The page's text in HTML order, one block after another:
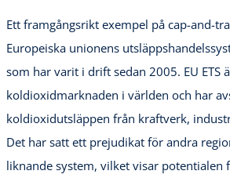
Ett framgångsrikt exempel på cap-and-
Europeiska unionens
som har varit i drift sedan 2005. EU ETS
koldioxidmarknaden i världen och har
koldioxidutsläppen från kraftverk,
Det har satt ett prejudikat för andra
liknande system, vilket visar potentialen